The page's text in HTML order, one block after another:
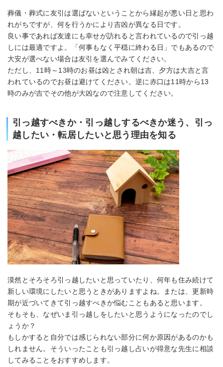
葬儀・葬式に友引は選ばないということから縁起が悪い日と思わ
れがちですが、何を行うかにより吉凶が異なる日です。
良い事であれば友達にも幸せが訪れると言われているので引っ越
しには最適ですよ。「何事もなく平穏に終わる日」でもあるので
大安が選べない場合は友引を選んでみてください。
ただし、11時～13時のお昼は凶とされ朝は吉、夕方は大吉と言
われているのでお昼は避けてください。逆に赤口は11時から13
時のみが吉でその他が大凶なので注意してください。
引っ越すべきか・引っ越しするべきか迷う、引っ
越したい・転居したいと思う理由を知る
漠然とそろそろ引っ越したいと思っていたり、何年も住み続けて
新しい環境にしたいと思うときがありますよね。または、更新時
期が近づいてきて引っ越すべきか悩むこともあると思います。
そもそも、なぜいま引っ越しをしたいと思うようになったのでし
ょうか？
もしかすると自分では感じられない部分に何か原因があるのかも
しれません。そういったことも引っ越し占いが得意な先生に相談
してみることをおすすめします。